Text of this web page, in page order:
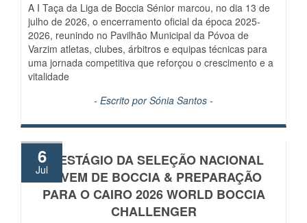
A I Taça da Liga de Boccia Sénior marcou, no dia 13 de
julho de 2026, o encerramento oficial da época 2025-
2026, reunindo no Pavilhão Municipal da Póvoa de
Varzim atletas, clubes, árbitros e equipas técnicas para
uma jornada competitiva que reforçou o crescimento e a
vitalidade
- Escrito porSónia Santos -
4º ESTÁGIO DA SELEÇÃO NACIONAL
JOVEM DE BOCCIA & PREPARAÇÃO
PARA O CAIRO 2026 WORLD BOCCIA
CHALLENGER
6
Jul